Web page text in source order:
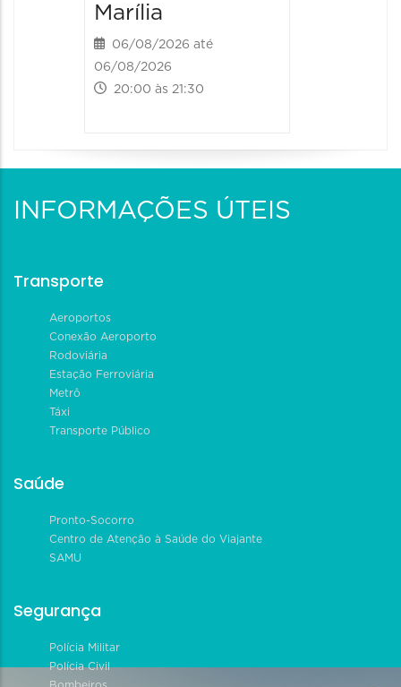
Marília
06/08/2026 até
06/08/2026
20:00 às 21:30
INFORMAÇÕES ÚTEIS
Transporte
Aeroportos
Conexão Aeroporto
Rodoviária
Estação Ferroviária
Metrô
Táxi
Transporte Público
Saúde
Pronto-Socorro
Centro de Atenção à Saúde do Viajante
SAMU
Segurança
Polícia Militar
Polícia Civil